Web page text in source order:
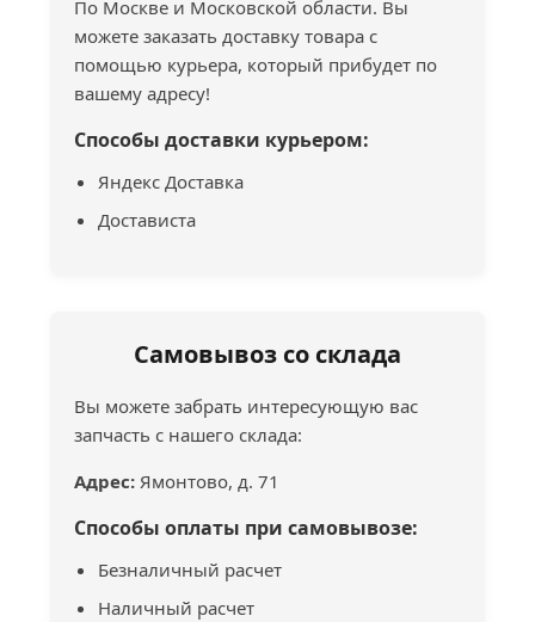
По Москве и Московской области. Вы
можете заказать доставку товара с
помощью курьера, который прибудет по
вашему адресу!
Способы доставки курьером:
Яндекс Доставка
Достависта
Самовывоз со склада
Вы можете забрать интересующую вас
запчасть с нашего склада:
Адрес: Ямонтово, д. 71
Способы оплаты при самовывозе:
Безналичный расчет
Наличный расчет